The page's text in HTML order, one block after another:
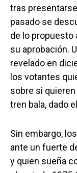
tras
pasado se
de lo propuesto
su aprobación.
revelado en
los votantes
sobre si
tren bala, dado
Sin embargo,
ante un fuerte
y quien sueña